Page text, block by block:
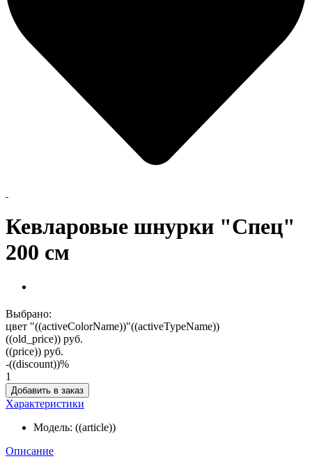
Кевларовые шнурки "Спец"
200 см
Выбрано:
цвет "((activeColorName))"((activeTypeName))
((old_price)) руб.
((price)) руб.
-((discount))%
1
Добавить в заказ
Характеристики
Модель: ((article))
Описание